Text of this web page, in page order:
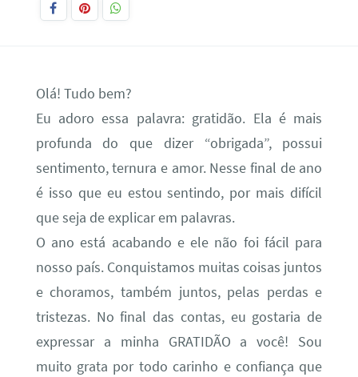
Olá! Tudo bem?
Eu adoro essa palavra: gratidão. Ela é mais
profunda do que dizer “obrigada”, possui
sentimento, ternura e amor. Nesse final de ano
é isso que eu estou sentindo, por mais difícil
que seja de explicar em palavras.
O ano está acabando e ele não foi fácil para
nosso país. Conquistamos muitas coisas juntos
e choramos, também juntos, pelas perdas e
tristezas. No final das contas, eu gostaria de
expressar a minha GRATIDÃO a você! Sou
muito grata por todo carinho e confiança que